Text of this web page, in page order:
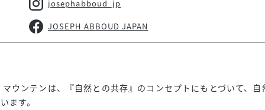
josephabboud_jp
JOSEPH ABBOUD JAPAN
ウンテンは、『自然との共存』のコンセプトにもとづいて、自
ます。